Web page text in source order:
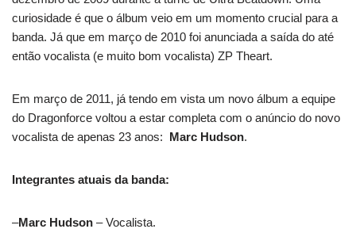
curiosidade é que o álbum veio em um momento crucial para a
banda. Já que em março de 2010 foi anunciada a saída do até
então vocalista (e muito bom vocalista) ZP Theart.
Em março de 2011, já tendo em vista um novo álbum a equipe
do Dragonforce voltou a estar completa com o anúncio do novo
vocalista de apenas 23 anos: Marc Hudson.
Integrantes atuais da banda:
–Marc Hudson – Vocalista.